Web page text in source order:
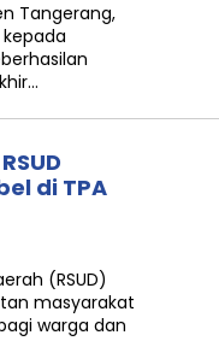
Tangerang,
di TPA
(RSUD)
masyarakat
warga dan